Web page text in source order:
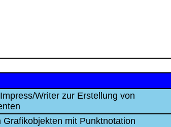
Writer zur Erstellung von
mit Punktnotation